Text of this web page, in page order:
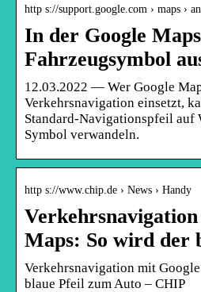
http s://support.google.com › maps ›
In der Google
Fahrzeugsymbol
12.03.2022 — Wer Google
Verkehrsnavigation einsetzt,
Standard-Navigationspfeil auf
Symbol verwandeln.
http s://www.chip.de › News › Handy
Maps: So wird der
Verkehrsnavigation mit
blaue Pfeil zum Auto – CHIP